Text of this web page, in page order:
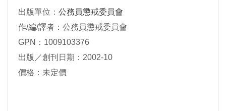
出版單位： 公務員懲戒委員會
作/編/譯者：公務員懲戒委員會
GPN：1009103376
出版／創刊日期：2002-10
價格：未定價